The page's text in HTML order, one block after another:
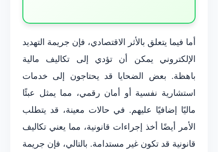
أما فيما يتعلق بالأثر الاقتصادي، فإن جريمة التهديد
الإلكتروني يمكن أن تؤدي إلى تكاليف مالية
باهظة. بعض الضحايا قد يحتاجون إلى خدمات
استشارية نفسية أو أمان رقمي، مما يمثل عبئًا
ماليًا إضافيًا عليهم. في حالات معينة، قد يتطلب
الأمر أيضًا أخذ إجراءات قانونية، مما يعني تكاليف
قانونية قد تكون غير مستدامة. بالتالي، فإن جريمة